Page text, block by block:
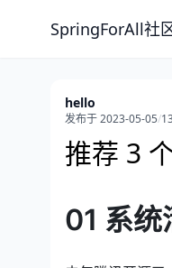
SpringForAll社
hello
发布于 2023-05-05/
推荐 3
01 系统